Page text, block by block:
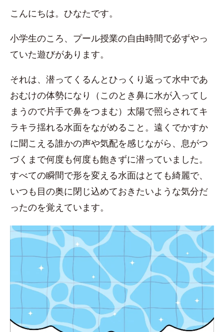
こんにちは。ひなたです。
小学生のころ、プール授業の自由時間で必ずやっ
ていた遊びがあります。
それは、潜ってくるんとひっくり返って水中であ
おむけの体勢になり（このとき鼻に水が入ってし
まうので片手で鼻をつまむ）太陽で照らされてキ
ラキラ揺れる水面をながめること。遠くでかすか
に聞こえる誰かの声や気配を感じながら、息がつ
づくまで何度も何度も飽きずに潜っていました。
すべての瞬間で形を変える水面はとても綺麗で、
いつも目の奥に閉じ込めておきたいような気分だ
ったのを覚えています。